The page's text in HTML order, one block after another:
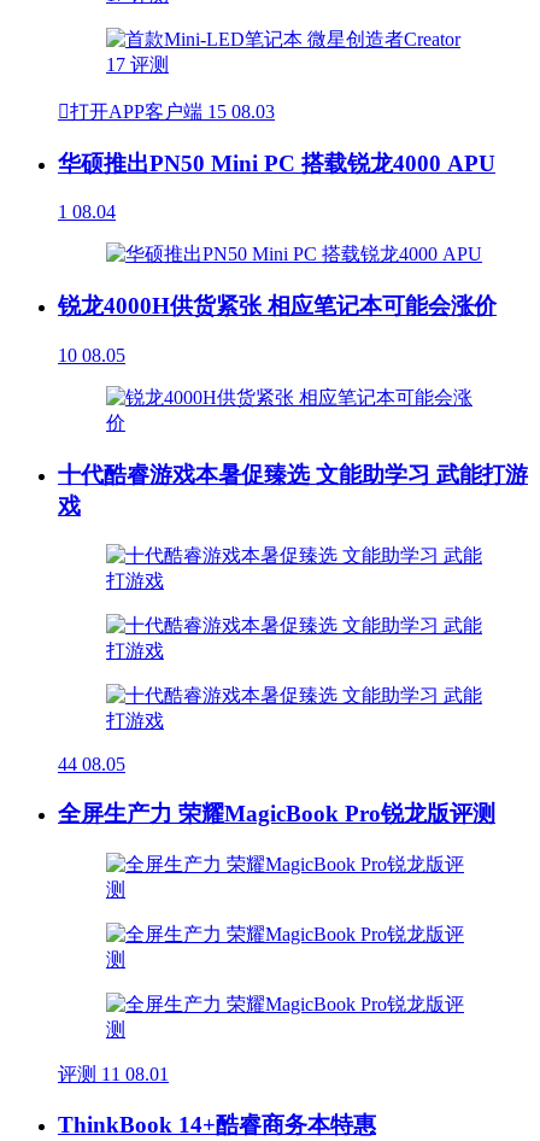
打开APP客户端 15 08.03
华硕推出PN50 Mini PC 搭载锐龙4000 APU
1 08.04
锐龙4000H供货紧张 相应笔记本可能会涨价
10 08.05
十代酷睿游戏本暑促臻选 文能助学习 武能打游
戏
44 08.05
全屏生产力 荣耀MagicBook Pro锐龙版评测
评测 11 08.01
ThinkBook 14+酷睿商务本特惠